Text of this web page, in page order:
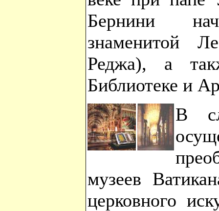
Бернини
знаменитой
Реджа), а
Библиотеке и
В
музеев
церковного